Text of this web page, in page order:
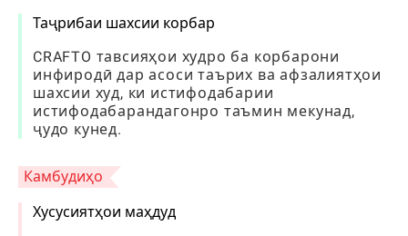
Таҷрибаи шахсии корбар
CRAFTO тавсияҳои худро ба корбарони
инфиродӣ дар асоси таърих ва афзалиятҳои
шахсии худ, ки истифодабарии
истифодабарандагонро таъмин мекунад,
ҷудо кунед.
Камбудиҳо
Хусусиятҳои маҳдуд